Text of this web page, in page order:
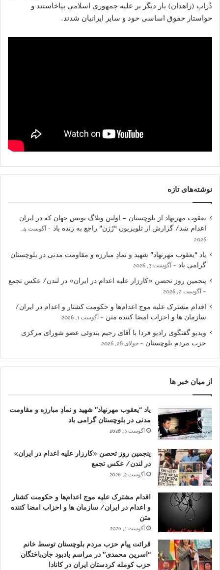
دُزاپ (زاهدان) بار دیگر بر علیه جمهوری اسلامی بپاخاستند و
خواستار حقوق اساسی خود و سایر ایرانیان شدند.
نوشته‌های تازه
یعقوب مهرنهاد از بلوچستان – اولین وبلاگ نویس جهان که در ایران
اعدام شد/ گزارش از تلویزیون “رُژن” راجع به زنده یاد
آگوست 4,
2026
یاد “یعقوب مهرنهاد” شهید و نمادِ مبارزه و مقاومت مدنی در بلوچستان
گرامی باد
آگوست 3, 2026
پنجمین روز تحصن «کارزار علیه اعدام در ایران» در لندن/ عکس تجمع
آگوست 2, 2026
اقدام مشترک علیه موج اعدام‌ها و حکومت کشتار و اعدام در ایران/
سازمان ها و احزاب امضا کننده متن
آگوست 1, 2026
ویدیو گفتگوی رادیو فردا با آقای رحیم بندوئی عضو شورای مرکزی
حزب مردم بلوچستان
جولای 28, 2026
از میان خبر ها
یاد “یعقوب مهرنهاد” شهید و نمادِ مبارزه و مقاومت
مدنی در بلوچستان گرامی باد
آگوست 3, 2026
پنجمین روز تحصن «کارزار علیه اعدام در ایران»
در لندن/ عکس تجمع
آگوست 2, 2026
اقدام مشترک علیه موج اعدام‌ها و حکومت کشتار
و اعدام در ایران/ سازمان ها و احزاب امضا کننده
متن
آگوست 1, 2026
قرائت پیام حزب مردم بلوچستان توسط خانم
“اسرین محمدی” در مراسم یادبود جان‌باختگان
حزب کومله کردستان ایران در کانادا